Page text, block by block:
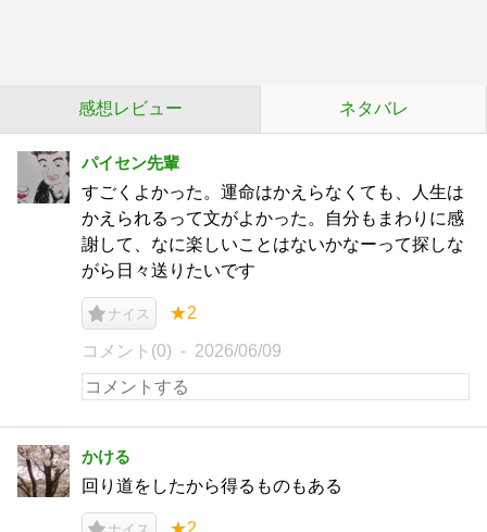
感想レビュー ネタバレ
パイセン先輩
すごくよかった。運命はかえらなくても、人生は
かえられるって文がよかった。自分もまわりに感
謝して、なに楽しいことはないかなーって探しな
がら日々送りたいです
ナイス ★2
コメント(0) 2026/06/09
かける
回り道をしたから得るものもある
★2